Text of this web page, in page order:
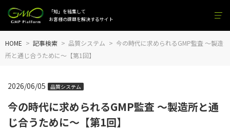
「知」を結集して
お客様の課題を解決するサイト
HOME 記事検索 品質システム
今の時代に求められるGMP監査 ～製造
所と通じ合うために～【第1回】
今の時代に求められるGMP監査 ～製造所と通
じ合うために～【第1回】
2026/06/05 品質システム